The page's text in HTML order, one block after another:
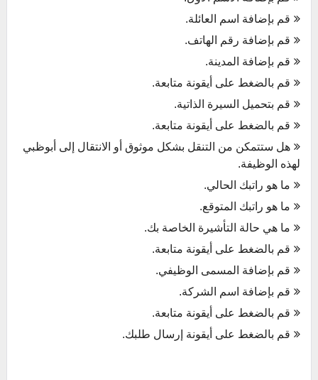
قم بإضافة اسم العائلة.
قم بإضافة رقم الهاتف.
قم بإضافة المدينة.
قم بالضغط على أيقونة متابعة.
قم بتحميل السيرة الذاتية.
قم بالضغط على أيقونة متابعة.
هل ستتمكن من التنقل بشكل موثوق أو الانتقال إلى أبوظبي
لهذه الوظيفة.
ما هو راتبك الحالي.
ما هو راتبك المتوقع.
ما هي حالة التأشيرة الخاصة بك.
قم بالضغط على أيقونة متابعة.
قم بإضافة المسمى الوظيفي.
قم بإضافة اسم الشركة.
قم بالضغط على أيقونة متابعة.
قم بالضغط على أيقونة إرسال طلبك.